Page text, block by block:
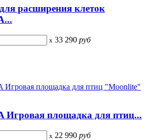
расширения клеток
x 33 290 руб
Игровая площадка для птиц...
x 22 990 руб